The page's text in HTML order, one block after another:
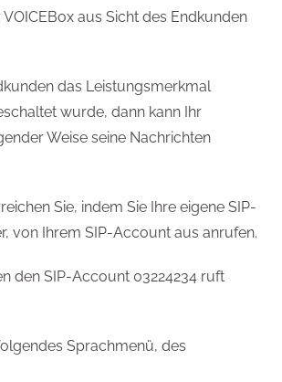
aus Sicht des Endkunden
das Leistungsmerkmal
wurde, dann kann Ihr
Weise seine Nachrichten
Sie, indem Sie Ihre eigene SIP-
von Ihrem SIP-Account aus anrufen.
den SIP-Account 03224234 ruft
Sprachmenü, des